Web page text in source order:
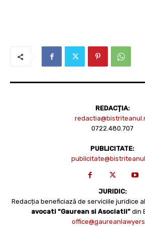
REDACȚIA:
0722.480.707
PUBLICITATE:
JURIDIC:
Redacția beneficiază de serviciile juridice
avocati “Gaurean si Asociatii” din